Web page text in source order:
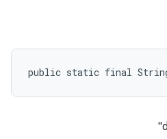
public static final String